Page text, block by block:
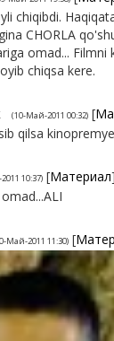
chiqibdi.
CHORLA
omad... Filmni
chiqsa kere.
(10-Май-2011 00:32) [
qilsa
10:37) [Материал]
Май-2011 11:30) [